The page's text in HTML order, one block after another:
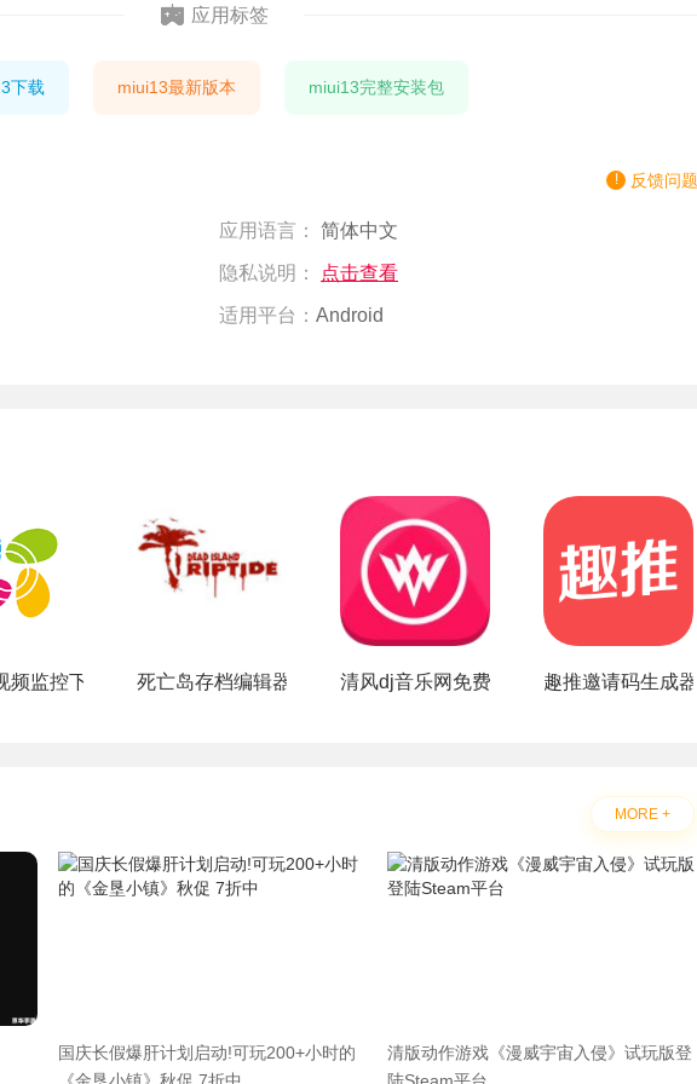
应用标签
下载 miui13最新版本 miui13完整安装包
反馈问题
应用语言： 简体中文
隐私说明： 点击查看
适用平台： Android
工具)
频监控下载手机版app死亡岛存档编辑器 清风dj音乐网免费下载安装趣推邀请码生成
MORE +
国庆长假爆肝计划启动!可玩200+小时的
清版动作游戏《漫威宇宙入侵》试玩版登